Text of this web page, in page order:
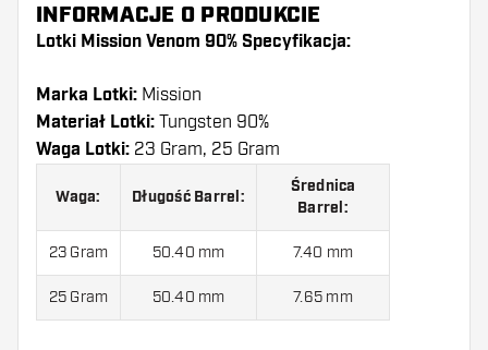
INFORMACJE O PRODUKCIE
Lotki Mission Venom 90% Specyfikacja:
Marka Lotki: Mission
Materiał Lotki: Tungsten 90%
Waga Lotki: 23 Gram, 25 Gram
Waga: Długość Barrel:
Średnica
Barrel:
23 Gram 50.40 mm 7.40 mm
25 Gram 50.40 mm 7.65 mm